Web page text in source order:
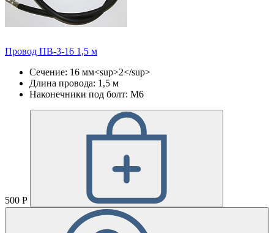
Провод ПВ-3-16 1,5 м
Сечение: 16 мм<sup>2</sup>
Длина провода: 1,5 м
Наконечники под болт: М6
500 Р